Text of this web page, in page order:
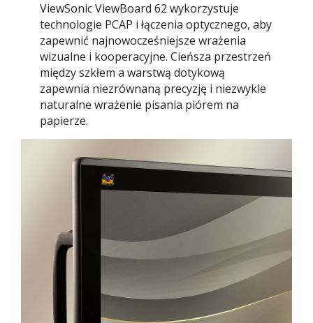
ViewSonic ViewBoard 62 wykorzystuje
technologie PCAP i łączenia optycznego, aby
zapewnić najnowocześniejsze wrażenia
wizualne i kooperacyjne. Cieńsza przestrzeń
między szkłem a warstwą dotykową
zapewnia niezrównaną precyzję i niezwykle
naturalne wrażenie pisania piórem na
papierze.